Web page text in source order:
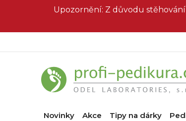
Upozornění: Z důvodu stěhování
Novinky Akce Tipy na dárky